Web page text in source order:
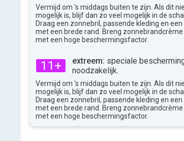
Vermijd om 's middags buiten te zijn. Als dit
mogelijk is, blijf dan zo veel mogelijk in de
Draag een zonnebril, passende kleding en een
met een brede rand. Breng zonnebrandcrème
met een hoge beschermingsfactor.
11+ extreem: speciale
noodzakelijk.
Vermijd om 's middags buiten te zijn. Als dit
mogelijk is, blijf dan zo veel mogelijk in de
Draag een zonnebril, passende kleding en een
met een brede rand. Breng zonnebrandcrème
met een hoge beschermingsfactor.